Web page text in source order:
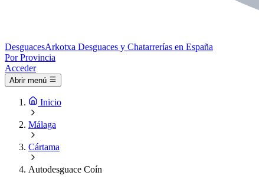
DesguacesArkotxa Desguaces y Chatarrerías en España
Por Provincia
Acceder
Abrir menú
Inicio
Málaga
Cártama
Autodesguace Coín